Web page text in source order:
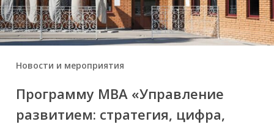
Новости и мероприятия
Программу MBA «Управление
развитием: стратегия, цифра,